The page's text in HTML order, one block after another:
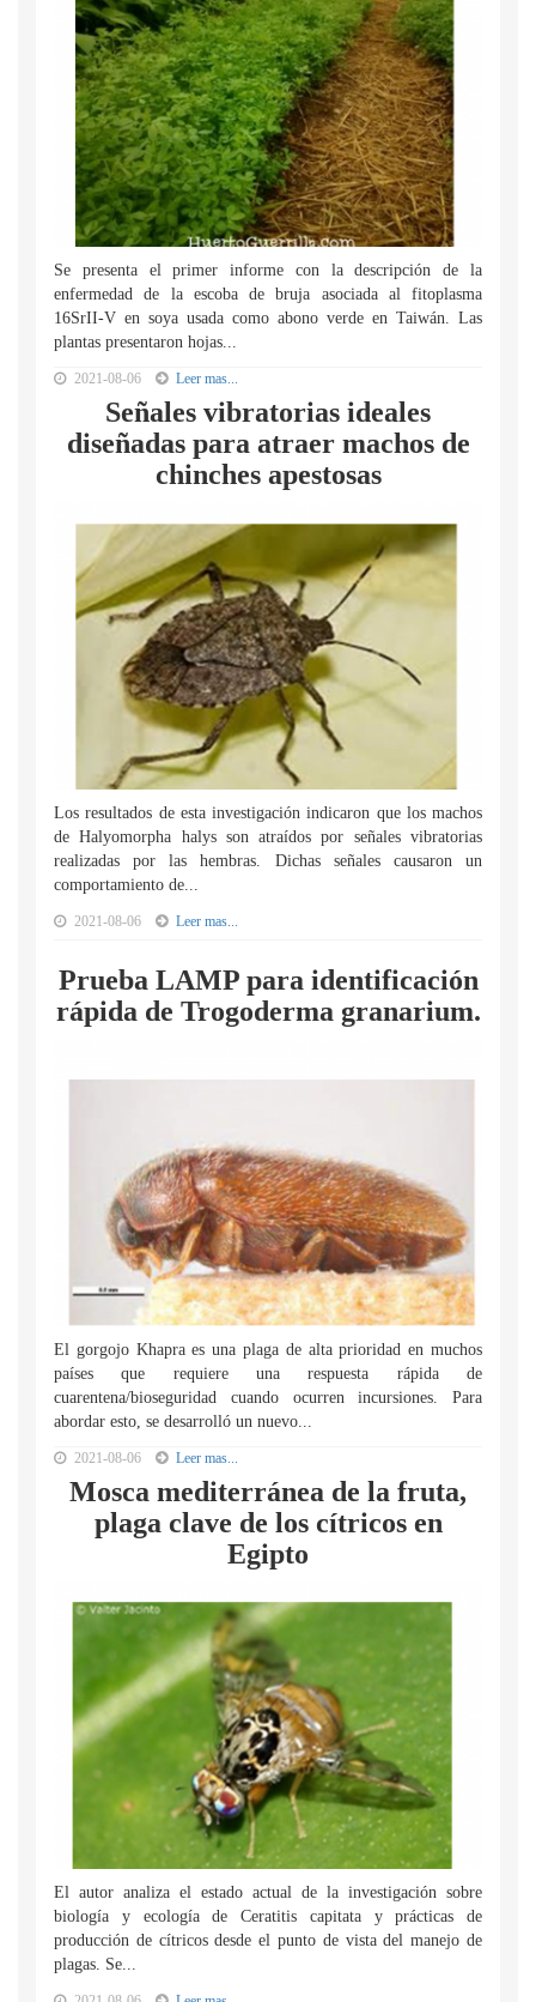
Se presenta el primer informe con la descripción de la
enfermedad de la escoba de bruja asociada al fitoplasma
16SrII-V en soya usada como abono verde en Taiwán. Las
plantas presentaron hojas...
2021-08-06 Leer mas...
Señales vibratorias ideales
diseñadas para atraer machos de
chinches apestosas
Los resultados de esta investigación indicaron que los machos
de Halyomorpha halys son atraídos por señales vibratorias
realizadas por las hembras. Dichas señales causaron un
comportamiento de...
2021-08-06 Leer mas...
Prueba LAMP para identificación
rápida de Trogoderma granarium.
El gorgojo Khapra es una plaga de alta prioridad en muchos
países que requiere una respuesta rápida de
cuarentena/bioseguridad cuando ocurren incursiones. Para
abordar esto, se desarrolló un nuevo...
2021-08-06 Leer mas...
Mosca mediterránea de la fruta,
plaga clave de los cítricos en
Egipto
El autor analiza el estado actual de la investigación sobre
biología y ecología de Ceratitis capitata y prácticas de
producción de cítricos desde el punto de vista del manejo de
plagas. Se...